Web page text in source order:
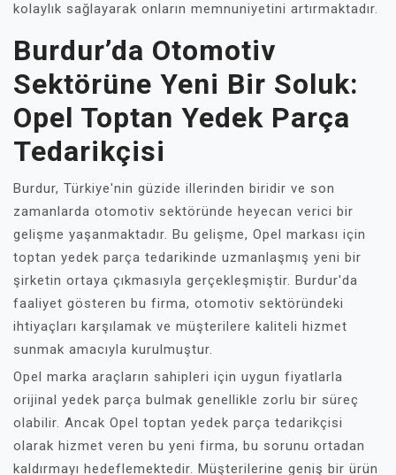
kolaylık sağlayarak onların memnuniyetini artırmaktadır.
Burdur’da Otomotiv
Sektörüne Yeni Bir Soluk:
Opel Toptan Yedek Parça
Tedarikçisi
Burdur, Türkiye'nin güzide illerinden biridir ve son
zamanlarda otomotiv sektöründe heyecan verici bir
gelişme yaşanmaktadır. Bu gelişme, Opel markası için
toptan yedek parça tedarikinde uzmanlaşmış yeni bir
şirketin ortaya çıkmasıyla gerçekleşmiştir. Burdur'da
faaliyet gösteren bu firma, otomotiv sektöründeki
ihtiyaçları karşılamak ve müşterilere kaliteli hizmet
sunmak amacıyla kurulmuştur.
Opel marka araçların sahipleri için uygun fiyatlarla
orijinal yedek parça bulmak genellikle zorlu bir süreç
olabilir. Ancak Opel toptan yedek parça tedarikçisi
olarak hizmet veren bu yeni firma, bu sorunu ortadan
kaldırmayı hedeflemektedir. Müşterilerine geniş bir ürün